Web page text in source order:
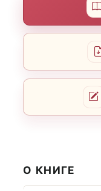
О КНИГЕ